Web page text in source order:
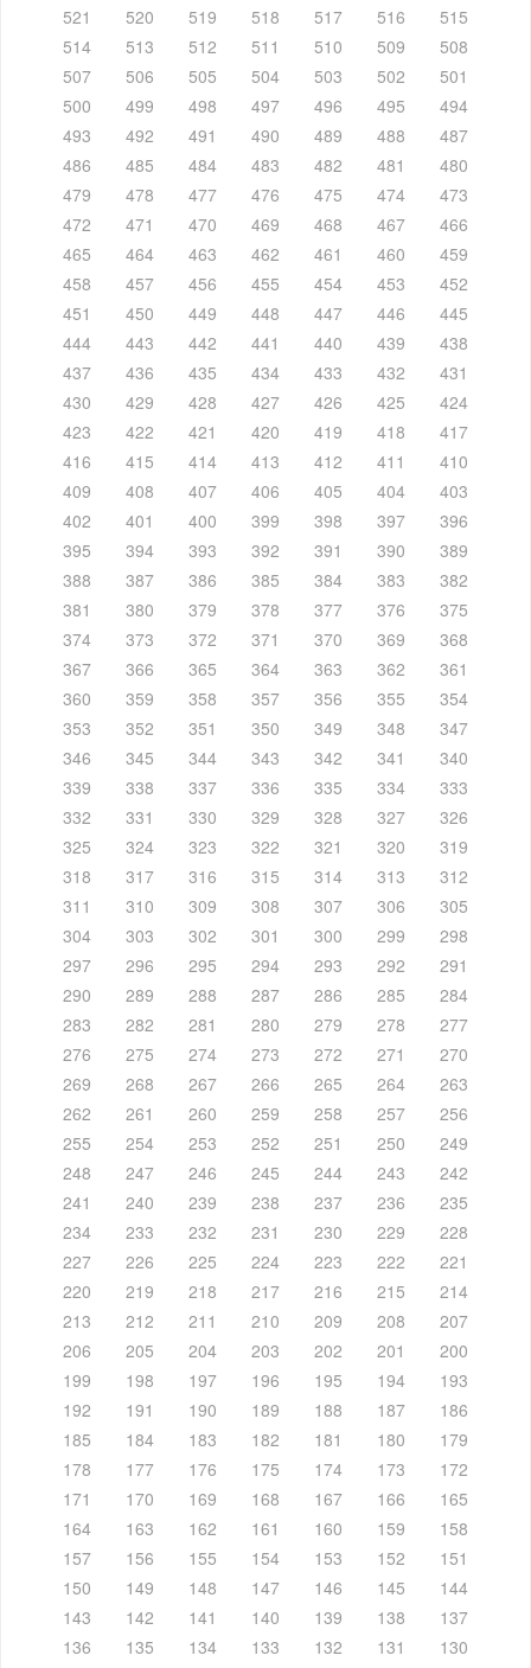
521
520 519 518 517 516
515
514
513 512 511 510 509
508
507
506 505 504 503 502
501
500
499 498 497 496 495
494
493
492 491 490 489 488
487
486
485 484 483 482 481
480
479
478 477 476 475 474
473
472
471 470 469 468 467
466
465
464 463 462 461 460
459
458
457 456 455 454 453
452
451
450 449 448 447 446
445
444
443 442 441 440 439
438
437
436 435 434 433 432
431
430
429 428 427 426 425
424
423
422 421 420 419 418
417
416
415 414 413 412 411
410
409
408 407 406 405 404
403
402
401 400 399 398 397
396
395
394 393 392 391 390
389
388
387 386 385 384 383
382
381
380 379 378 377 376
375
374
373 372 371 370 369
368
367
366 365 364 363 362
361
360
359 358 357 356 355
354
353
352 351 350 349 348
347
346
345 344 343 342 341
340
339
338 337 336 335 334
333
332
331 330 329 328 327
326
325
324 323 322 321 320
319
318
317 316 315 314 313
312
311
310 309 308 307 306
305
304
303 302 301 300 299
298
297
296 295 294 293 292
291
290
289 288 287 286 285
284
283
282 281 280 279 278
277
276
275 274 273 272 271
270
269
268 267 266 265 264
263
262
261 260 259 258 257
256
255
254 253 252 251 250
249
248
247 246 245 244 243
242
241
240 239 238 237 236
235
234
233 232 231 230 229
228
227
226 225 224 223 222
221
220
219 218 217 216 215
214
213
212 211 210 209 208
207
206
205 204 203 202 201
200
199
198 197 196 195 194
193
192
191 190 189 188 187
186
185
184 183 182 181 180
179
178
177 176 175 174 173
172
171
170 169 168 167 166
165
164
163 162 161 160 159
158
157
156 155 154 153 152
151
150
149 148 147 146 145
144
143
142 141 140 139 138
137
136
135 134 133 132 131
130